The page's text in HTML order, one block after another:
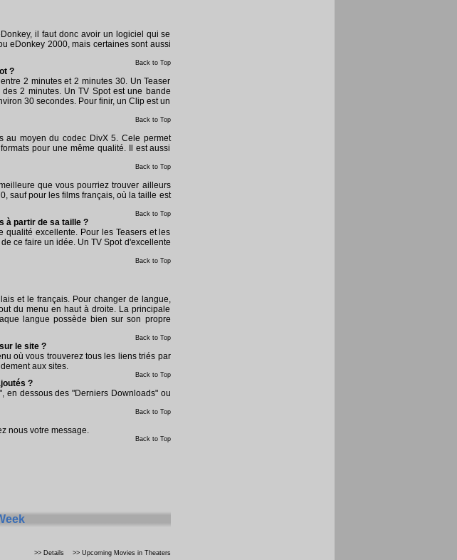
il faut donc avoir un logiciel qui se
eDonkey 2000, mais certaines sont aussi
Back to Top
?
2 minutes et 2 minutes 30. Un Teaser
2 minutes. Un TV Spot est une bande
30 secondes. Pour finir, un Clip est un
Back to Top
au moyen du codec DivX 5. Cele permet
pour une même qualité. Il est aussi
Back to Top
que vous pourriez trouver ailleurs
sauf pour les films français, où la taille est
Back to Top
à partir de sa taille ?
qualité excellente. Pour les Teasers et les
ce faire un idée. Un TV Spot d'excellente
Back to Top
et le français. Pour changer de langue,
du menu en haut à droite. La principale
langue possède bien sur son propre
Back to Top
le site ?
où vous trouverez tous les liens triés par
aux sites.
Back to Top
?
en dessous des "Derniers Downloads" ou
Back to Top
nous votre message.
Back to Top
>> Details >> Upcoming Movies in Theaters